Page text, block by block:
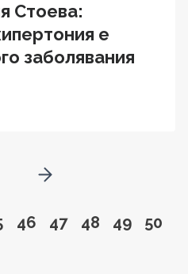
Стоева:
е
заболявания
to page
Go to page
46 Go to page
47 Go to page
48 Go to
49 Go
50
Go to next page